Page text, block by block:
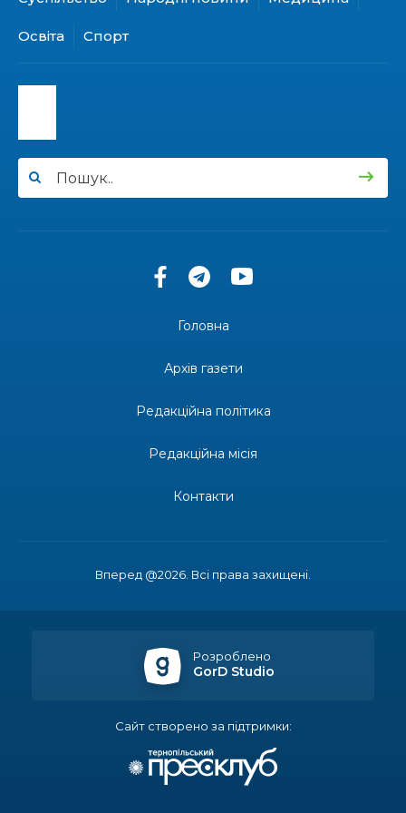
15:24
31 лип
Бахмутянка Ірина Денисенко бере участь у
13:33
30 лип
«Дві музи» у Рівному: свято краси, мистецтва
Одна з найяскравіших постатей Бахмута –
професійним святом
спецрахунки
Іпотеку для ВПО спростили, але з одним
Перемога бахмутян на фіналі Кубка України з
легкоатлетичних метань
Освіта Спорт
Вперед @2026. Всі права захищені.
Головна
Архів газети
Редакційна політика
Редакційна місія
Контакти
Розроблено
GorD Studio
Сайт створено за підтримки: